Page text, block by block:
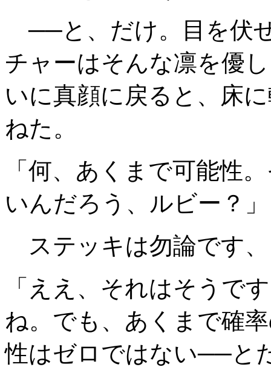
──と、だけ。目を伏
チャーはそんな凛を優
いに真顔に戻ると、床
ねた。
「何、あくまで可能性
いんだろう、ルビー？」
ステッキは勿論です
「ええ、それはそうで
ね。でも、あくまで確
性はゼロではない──と